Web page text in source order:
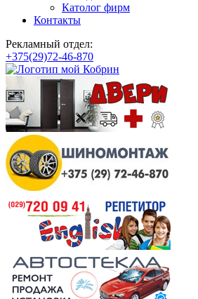
Католог фирм
Контакты
Рекламный отдел:
+375(29)72-46-870